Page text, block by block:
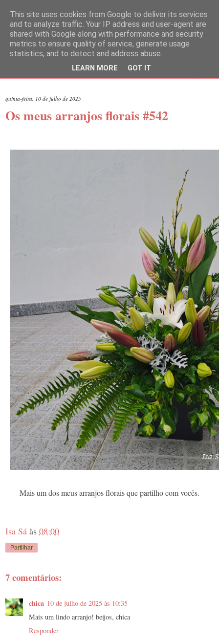
quinta-feira, 10 de julho de 2025
Os meus arranjos florais #542
Mais um dos meus arranjos florais que partilho com vocês.
Isa Sá às 08:00
Partilhar
7 comentários:
chica 10 de julho de 2025 às 10:35
Mais um lindo arranjo! beijos, chica
Responder
This site uses cookies from Google to deliver its services
and to analyze traffic. Your IP address and user-agent are
shared with Google along with performance and security
metrics to ensure quality of service, generate usage
statistics, and to detect and address abuse.
LEARN MORE GOT IT